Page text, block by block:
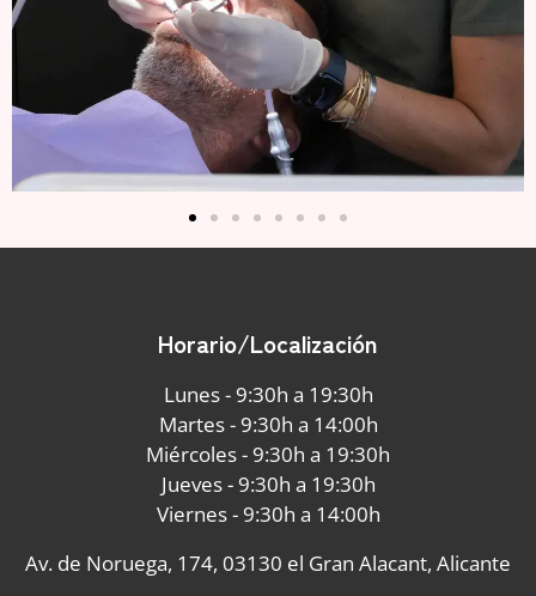
Horario/Localización
Lunes - 9:30h a 19:30h
Martes - 9:30h a 14:00h
Miércoles - 9:30h a 19:30h
Jueves - 9:30h a 19:30h
Viernes - 9:30h a 14:00h
Av. de Noruega, 174, 03130 el Gran Alacant, Alicante